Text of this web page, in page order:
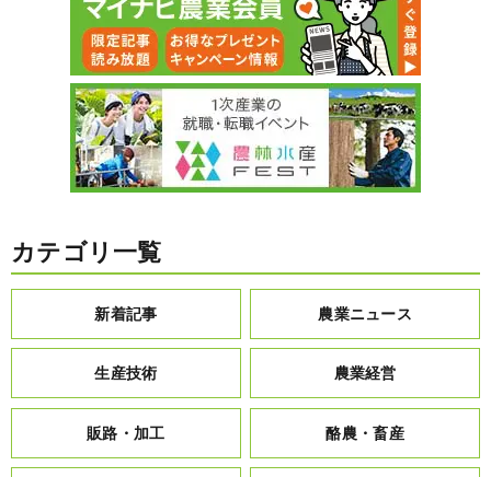
カテゴリ一覧
新着記事 農業ニュース
生産技術 農業経営
販路・加工 酪農・畜産